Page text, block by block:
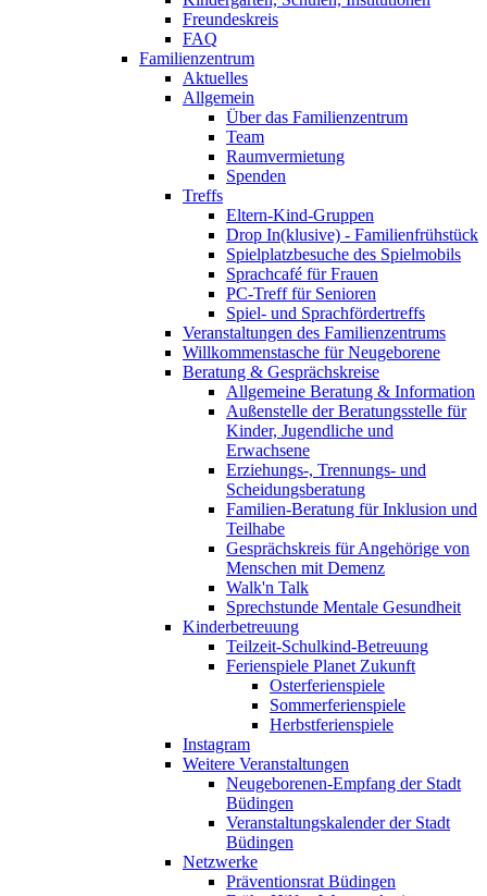
Freundeskreis
FAQ
Familienzentrum
Aktuelles
Allgemein
Über das Familienzentrum
Team
Raumvermietung
Spenden
Treffs
Eltern-Kind-Gruppen
Drop In(klusive) - Familienfrühstück
Spielplatzbesuche des Spielmobils
Sprachcafé für Frauen
PC-Treff für Senioren
Spiel- und Sprachfördertreffs
Veranstaltungen des Familienzentrums
Willkommenstasche für Neugeborene
Beratung & Gesprächskreise
Allgemeine Beratung & Information
Außenstelle der Beratungsstelle für
Kinder, Jugendliche und
Erwachsene
Erziehungs-, Trennungs- und
Scheidungsberatung
Familien-Beratung für Inklusion und
Teilhabe
Gesprächskreis für Angehörige von
Menschen mit Demenz
Walk'n Talk
Sprechstunde Mentale Gesundheit
Kinderbetreuung
Teilzeit-Schulkind-Betreuung
Ferienspiele Planet Zukunft
Osterferienspiele
Sommerferienspiele
Herbstferienspiele
Instagram
Weitere Veranstaltungen
Neugeborenen-Empfang der Stadt
Büdingen
Veranstaltungskalender der Stadt
Büdingen
Netzwerke
Präventionsrat Büdingen